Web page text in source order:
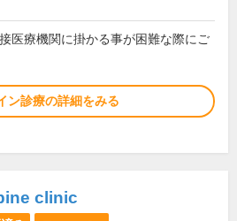
医療機関に掛かる事が困難な際にご
ン診療の詳細をみる
clinic